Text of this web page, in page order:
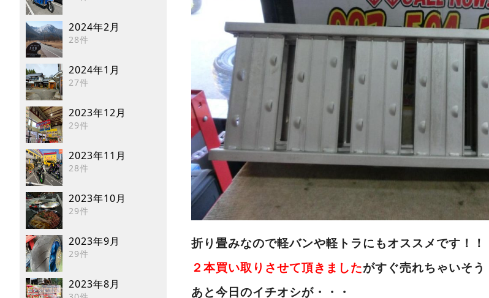
2024年2月
28件
2024年1月
27件
2023年12月
29件
2023年11月
28件
2023年10月
29件
2023年9月
29件
2023年8月
折り畳みなので軽バンや軽トラにもオススメです！！
２本買い取りさせて頂きましたがすぐ売れちゃいそう
あと今日のイチオシが・・・